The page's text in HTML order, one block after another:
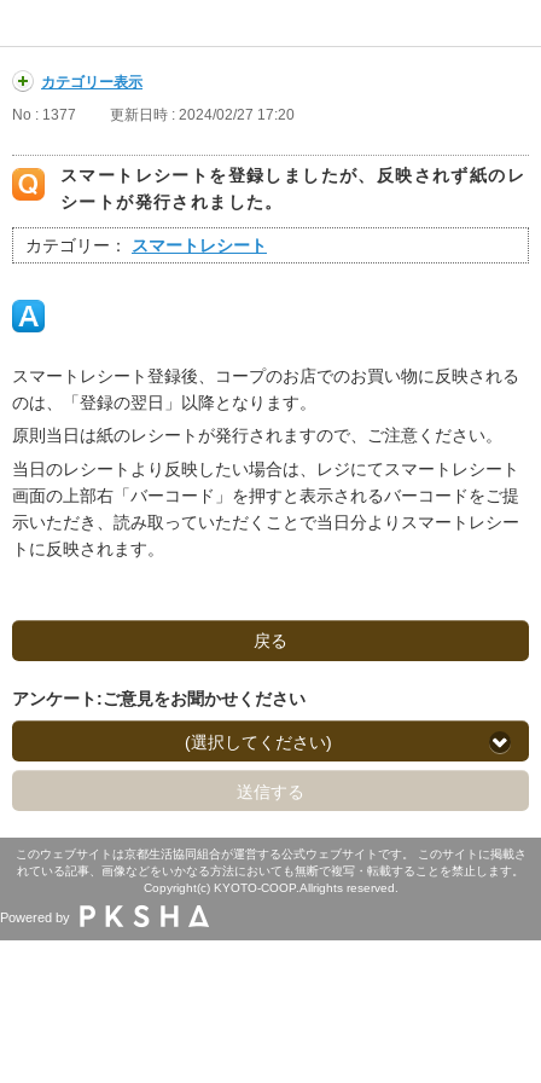
カテゴリー表示
No : 1377
更新日時 : 2024/02/27 17:20
スマートレシートを登録しましたが、反映されず紙のレ
シートが発行されました。
カテゴリー： スマートレシート
スマートレシート登録後、コープのお店でのお買い物に反映される
のは、「登録の翌日」以降となります。
原則当日は紙のレシートが発行されますので、ご注意ください。
当日のレシートより反映したい場合は、レジにてスマートレシート
画面の上部右「バーコード」を押すと表示されるバーコードをご提
示いただき、読み取っていただくことで当日分よりスマートレシー
トに反映されます。
戻る
アンケート:ご意見をお聞かせください
(選択してください)
送信する
このウェブサイトは京都生活協同組合が運営する公式ウェブサイトです。 このサイトに掲載さ
れている記事、画像などをいかなる方法においても無断で複写・転載することを禁止します。
Copyright(c) KYOTO-COOP.Allrights reserved.
Powered by